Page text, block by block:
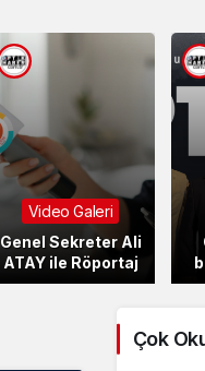
Video Galeri
Genel Sekreter Ali
ATAY ile Röportaj
Çok